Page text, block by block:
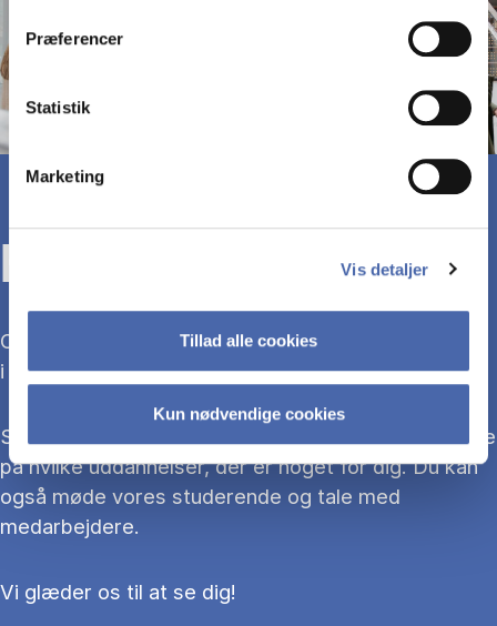
Præferencer
Statistik
Marketing
Vis detaljer
Tillad alle cookies
Kun nødvendige cookies
KOM TIL ÅBENT HUS
Overvejer du at søge ind på en bacheloruddannelse
i 2027?
Så kom med til Åbent Hus, hvor du kan blive klogere
på hvilke uddannelser, der er noget for dig. Du kan
også møde vores studerende og tale med
medarbejdere.
Vi glæder os til at se dig!